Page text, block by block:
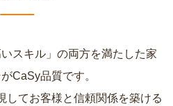
スキル」の両方を満たした家
CaSy品質です。
してお客様と信頼関係を築ける